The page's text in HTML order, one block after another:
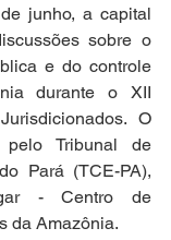
junho, a capital
sobre o
e do controle
durante o XII
O
pelo Tribunal de
Pará (TCE-PA),
- Centro de
da Amazônia.